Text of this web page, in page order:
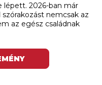
lépett. 2026-ban már
nemcsak az
az egész családnak